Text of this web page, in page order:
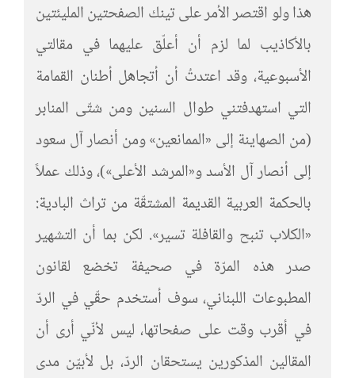
هذا ولو اقتصر الأمر على تينك الصفحتين المليئتين
بالأكاذيب لما لزم أن أعلّق عليهما في مقالتي
الأسبوعية، وقد اعتدتُ أن أتجاهل أطنان القمامة
التي استهدفتني طوال السنين ومن شتّى المنابر
(من الصهاينة إلى «الممانعين» ومن أنصار آل سعود
إلى أنصار آل الأسد و«المرشد الأعلى»)، وذلك عملاً
بالحكمة العربية القديمة المشتقّة من تراث البادية:
«الكلاب تنبح والقافلة تسير». لكن بما أن التشهير
صدر هذه المرّة في صحيفة تخضع لقانون
المطبوعات اللبناني، سوف أستخدم حقّي في الردّ
في أقرب وقت على صفحاتها، ليس لأنّي أرى أن
المقالين المذكورين يستحقان الردّ، بل لأبيّن مدى